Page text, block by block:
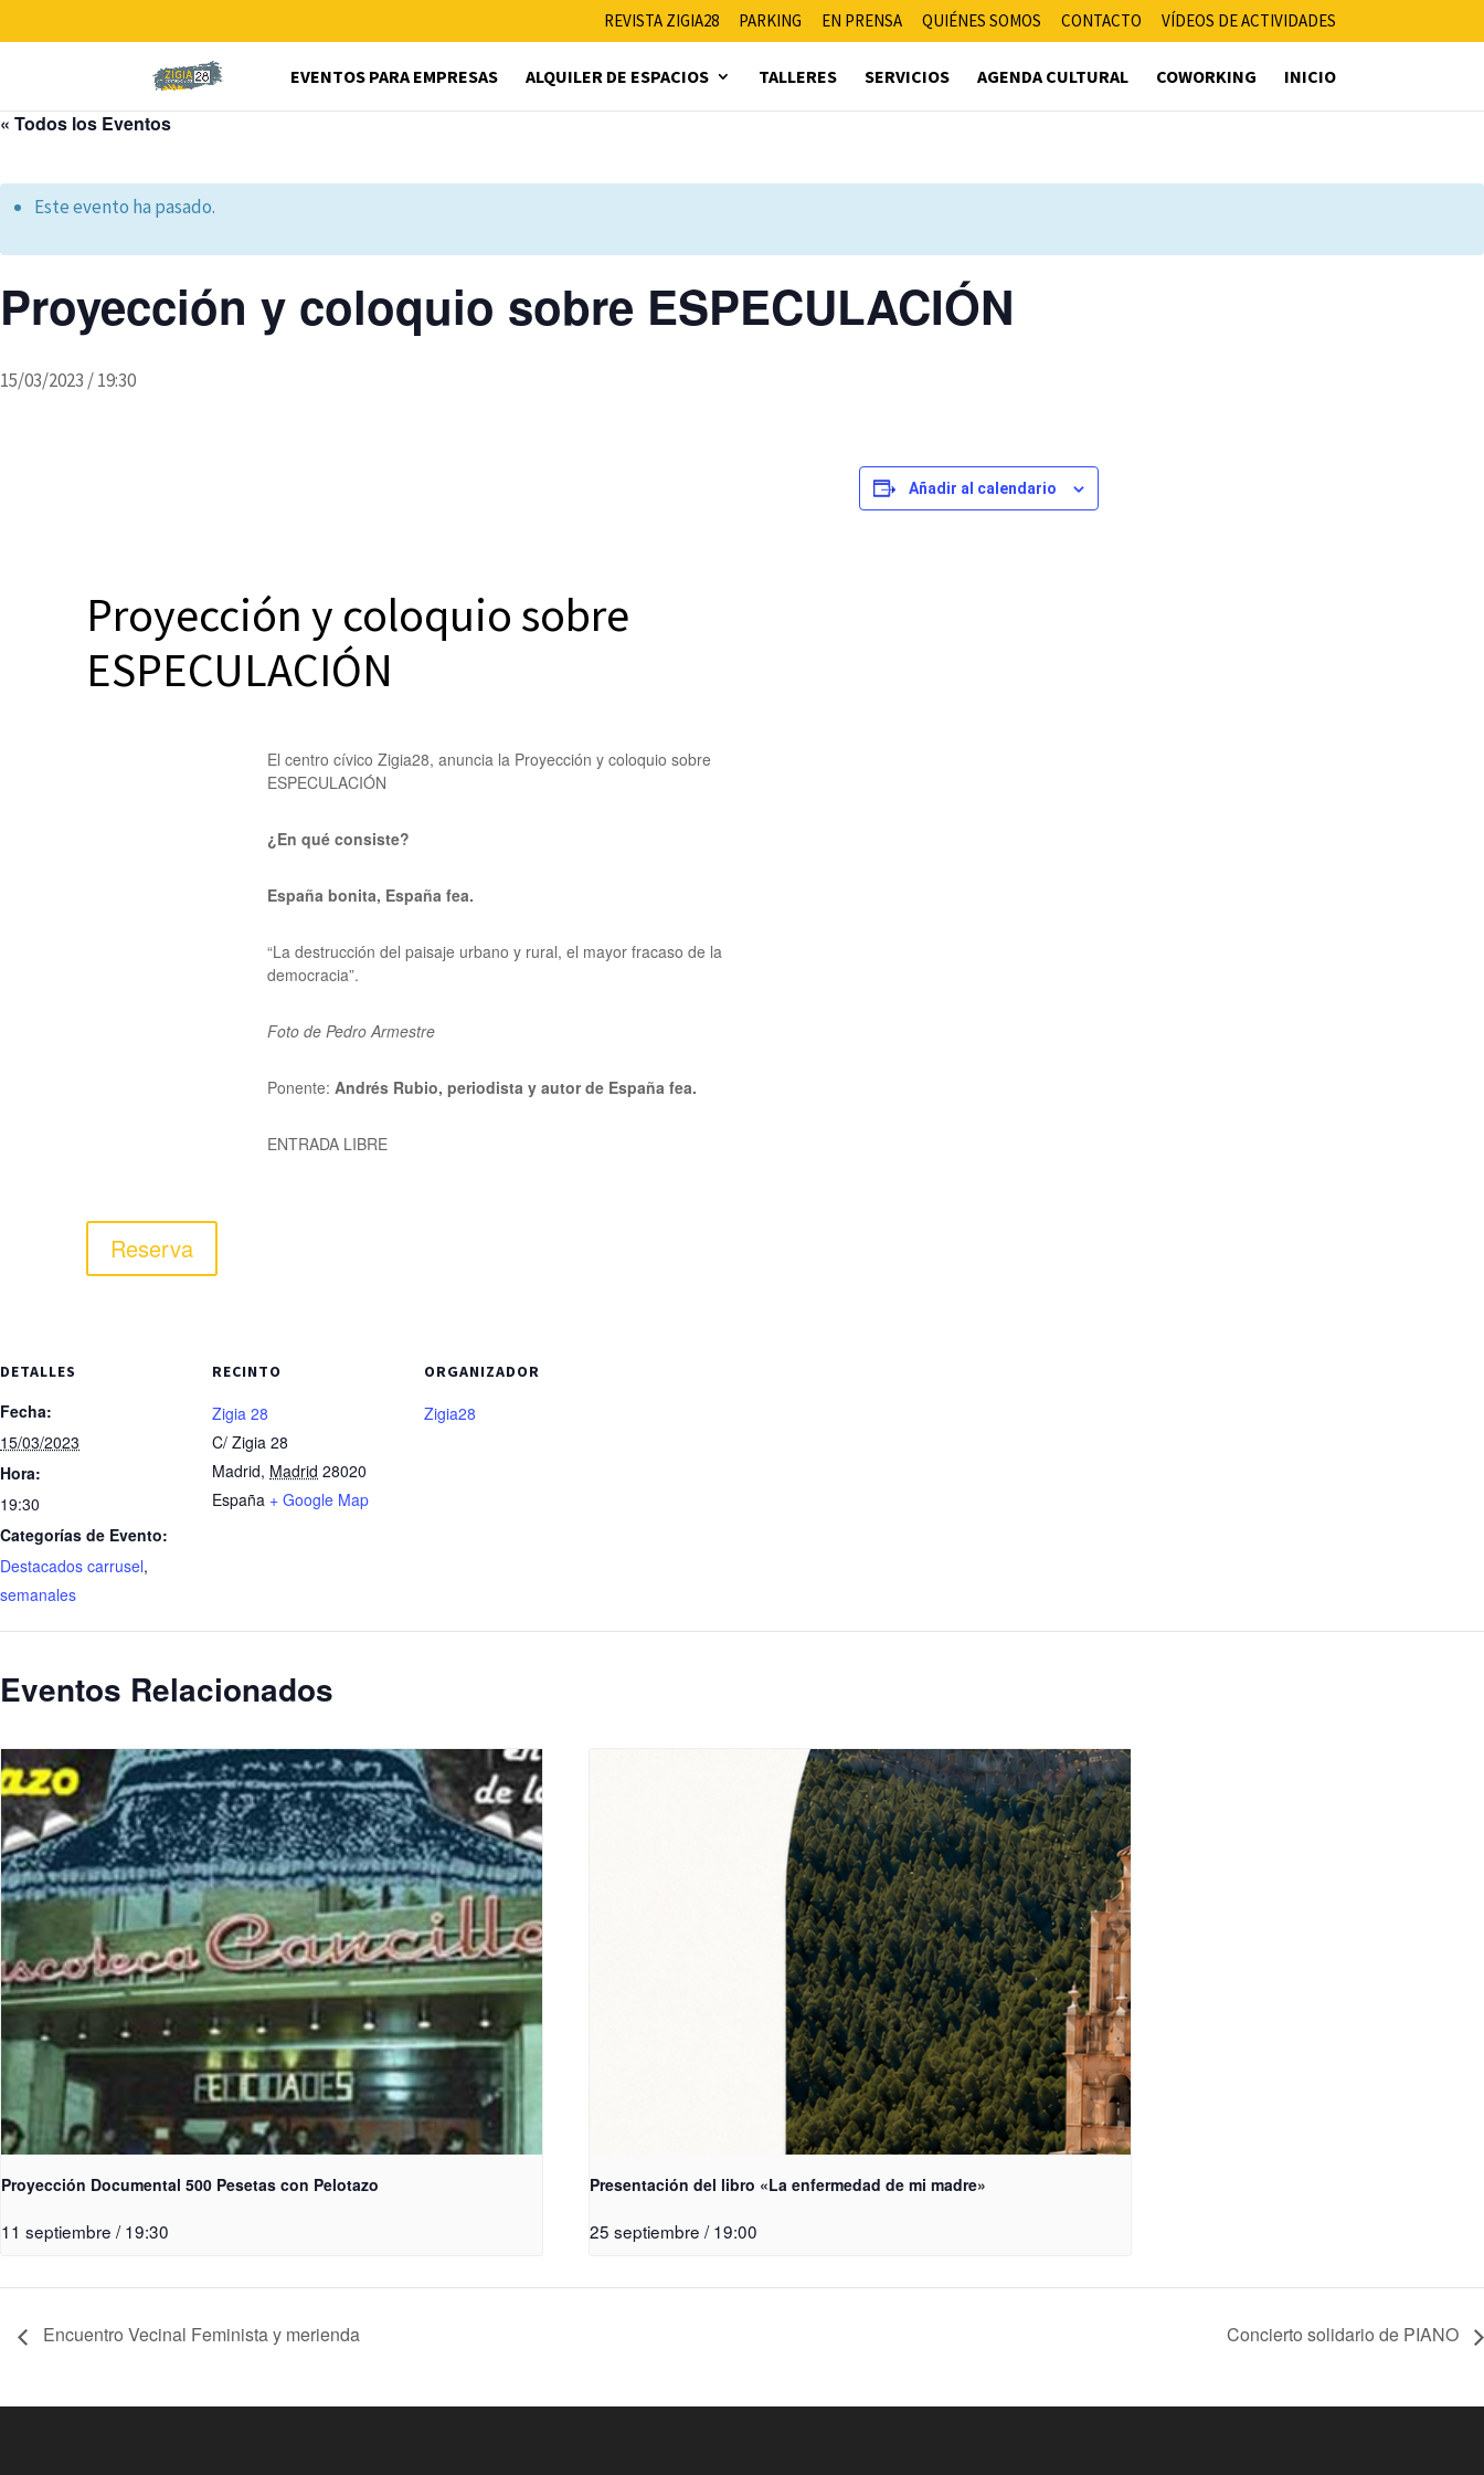
REVISTA ZIGIA28 PARKING EN PRENSA QUIÉNES SOMOS CONTACTO VÍDEOS DE ACTIVIDADES
EVENTOS PARA EMPRESAS ALQUILER DE ESPACIOS TALLERES SERVICIOS AGENDA CULTURAL COWORKING INICIO
« Todos los Eventos
Este evento ha pasado.
Proyección y coloquio sobre ESPECULACIÓN
15/03/2023 / 19:30
Proyección y coloquio sobre
ESPECULACIÓN
El centro cívico Zigia28, anuncia la Proyección y coloquio sobre
ESPECULACIÓN
¿En qué consiste?
España bonita, España fea.
“La destrucción del paisaje urbano y rural, el mayor fracaso de la
democracia”.
Foto de Pedro Armestre
Ponente: Andrés Rubio, periodista y autor de España fea.
ENTRADA LIBRE
Reserva
Añadir al calendario
DETALLES
Fecha:
15/03/2023
Hora:
19:30
Categorías de Evento:
Destacados carrusel,
semanales
RECINTO
Zigia 28
C/ Zigia 28
Madrid, Madrid 28020
España + Google Map
ORGANIZADOR
Zigia28
Eventos Relacionados
Proyección Documental 500 Pesetas con Pelotazo
11 septiembre / 19:30
Presentación del libro «La enfermedad de mi madre»
25 septiembre / 19:00
Encuentro Vecinal Feminista y merienda Concierto solidario de PIANO